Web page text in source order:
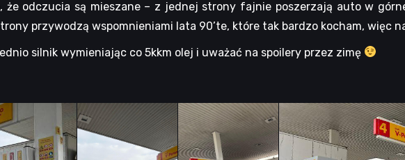
że odczucia są mieszane – z jednej strony fajnie poszerzają auto w
przywodzą wspomnieniami lata 90’te, które tak bardzo kocham, więc
silnik wymieniając co 5kkm olej i uważać na spoilery przez zimę